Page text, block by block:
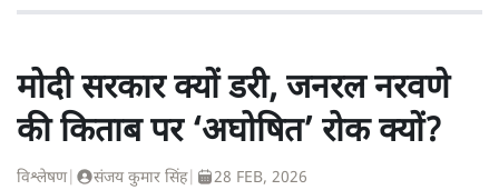
मोदी सरकार क्यों डरी, जनरल नरवणे
की किताब पर ‘अघोषित’ रोक क्यों?
विश्लेषण| संजय कुमार सिंह| 28 FEB, 2026